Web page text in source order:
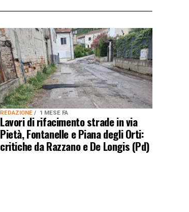
REDAZIONE 1 MESE FA
Lavori di rifacimento strade in via
Pietà, Fontanelle e Piana degli Orti:
critiche da Razzano e De Longis (Pd)